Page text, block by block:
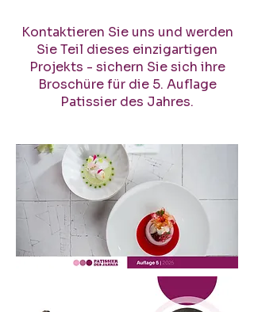
Kontaktieren Sie uns und werden
Sie Teil dieses einzigartigen
Projekts - sichern Sie sich ihre
Broschüre für die 5. Auflage
Patissier des Jahres.